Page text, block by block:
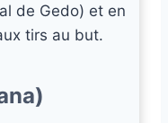
de Gedo) et en
tirs au but.